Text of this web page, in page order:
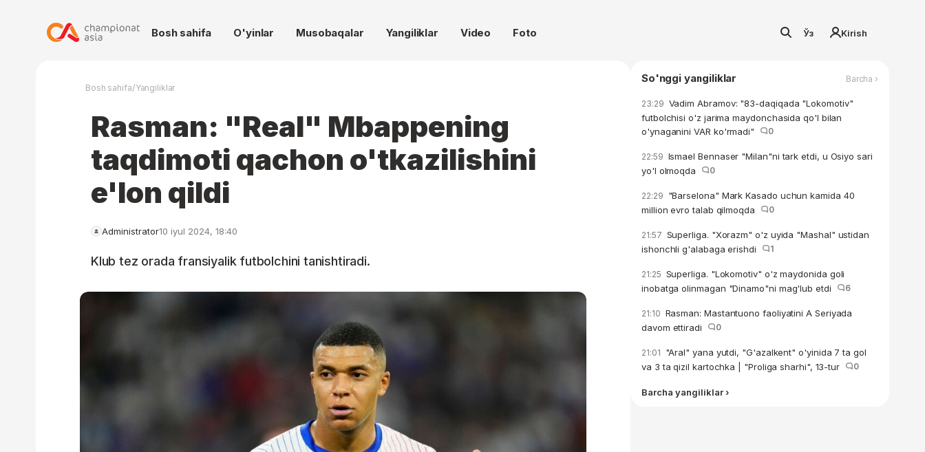
Bosh sahifa O'yinlar Musobaqalar Yangiliklar Video Foto Ўз Kirish
Bosh sahifa/Yangiliklar
Rasman: "Real" Mbappening
taqdimoti qachon o'tkazilishini
e'lon qildi
Administrator10 iyul 2024, 18:40
Klub tez orada fransiyalik futbolchini tanishtiradi.
So'nggi yangiliklar Barcha ›
23:29 Vadim Abramov: "83-daqiqada "Lokomotiv"
futbolchisi o'z jarima maydonchasida qo'l bilan
o'ynaganini VAR ko'rmadi"
0
22:59 Ismael Bennaser "Milan"ni tark etdi, u Osiyo sari
yo'l olmoqda
0
22:29 "Barselona" Mark Kasado uchun kamida 40
million evro talab qilmoqda
0
21:57 Superliga. "Xorazm" o'z uyida "Mashal" ustidan
ishonchli g'alabaga erishdi
1
21:25 Superliga. "Lokomotiv" o'z maydonida goli
inobatga olinmagan "Dinamo"ni mag'lub etdi
6
21:10 Rasman: Mastantuono faoliyatini A Seriyada
davom ettiradi
0
21:01 "Aral" yana yutdi, "G'azalkent" o'yinida 7 ta gol
va 3 ta qizil kartochka | "Proliga sharhi", 13-tur
0
Barcha yangiliklar ›